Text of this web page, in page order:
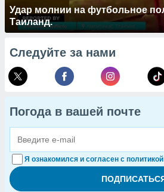
Удар молнии на футбольное
Таиланд.
Следуйте за нами
Погода в вашей почте
Я ознакомился и согласен с